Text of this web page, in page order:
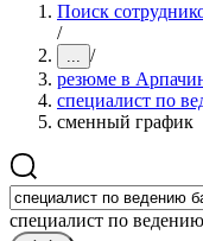
Поиск
/
... /
резюме в
специалист по
сменный график
специалист по